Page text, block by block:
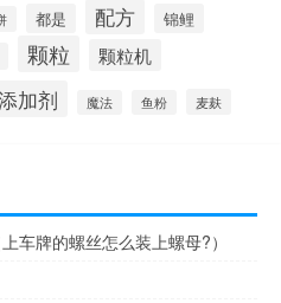
都是 配方 锦鲤
颗粒 颗粒机
加剂 魔法 鱼粉 麦麸
车牌的螺丝怎么装上螺母?）